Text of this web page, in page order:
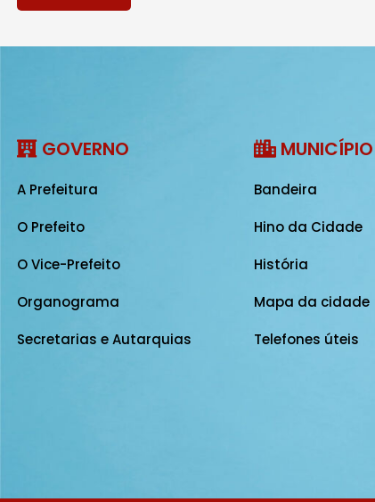
GOVERNO
A Prefeitura
O Prefeito
O Vice-Prefeito
Organograma
Secretarias e Autarquias
MUNICÍPIO
Bandeira
Hino da Cidade
História
Mapa da cidade
Telefones úteis